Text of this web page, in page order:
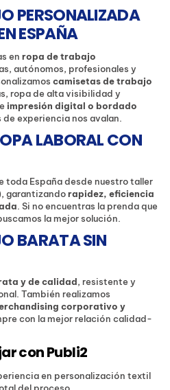
PERSONALIZADA
ESPAÑA
en ropa de trabajo
autónomos, profesionales y
camisetas de trabajo
ropa de alta visibilidad y
impresión digital o bordado
de experiencia nos avalan.
LABORAL CON
toda España desde nuestro taller
garantizandorapidez, eficiencia
. Si no encuentras la prenda que
la mejor solución.
BARATA SIN
y de calidad, resistente y
También realizamos
corporativo y
con la mejor relación calidad-
con Publi2
en personalización textil
del proceso